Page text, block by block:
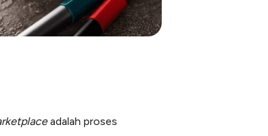
adalah proses